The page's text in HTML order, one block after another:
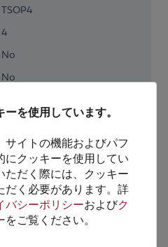
TSOP4
4
No
No
Power Management
Battery Management
8542.39.0090
を使用しています。
サイトの機能およびパフ
にクッキーを使用してい
ただく際には、クッキー
だく必要があります。詳
バシーポリシーおよびク
をご覧ください。